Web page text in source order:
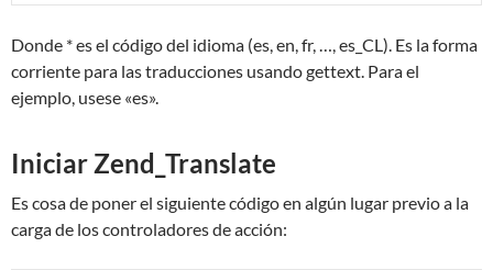
Donde * es el código del idioma (es, en, fr, …, es_CL). Es la forma
corriente para las traducciones usando gettext. Para el
ejemplo, usese «es».
Iniciar Zend_Translate
Es cosa de poner el siguiente código en algún lugar previo a la
carga de los controladores de acción: